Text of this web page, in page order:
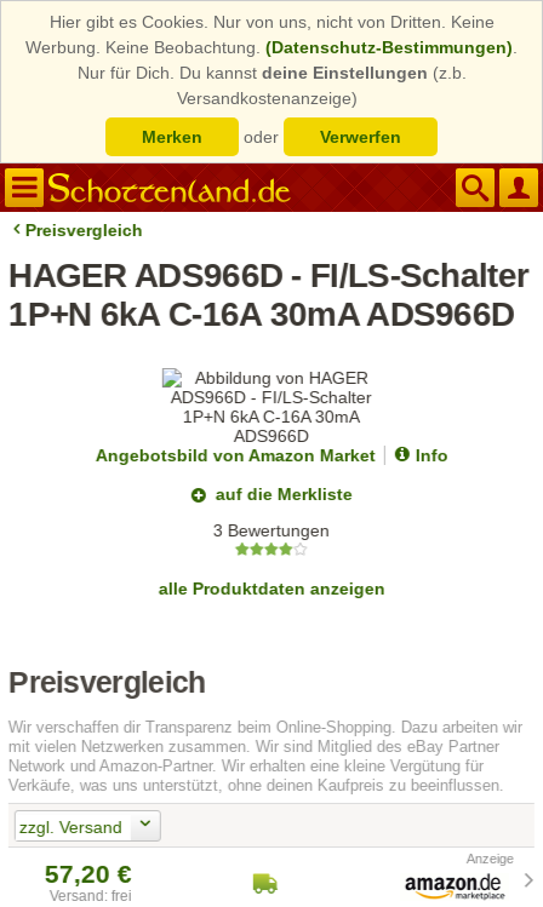
Hier gibt es Cookies. Nur von uns, nicht von Dritten. Keine
Werbung. Keine Beobachtung. (Datenschutz-Bestimmungen)
Nur für Dich. Du kannst deine Einstellungen (z.b.
Versandkostenanzeige)
Merken
oder Verwerfen
Preisvergleich
HAGER ADS966D - FI/LS-Schalter
1P+N 6kA C-16A 30mA ADS966D
Angebotsbild von Amazon Market
Info
auf die Merkliste
3 Bewertungen
alle Produktdaten anzeigen
Preisvergleich
Wir verschaffen dir Transparenz beim Online-Shopping. Dazu arbeiten wir
mit vielen Netzwerken zusammen. Wir sind Mitglied des eBay Partner
Network und Amazon-Partner. Wir erhalten eine kleine Vergütung für
Verkäufe, was uns unterstützt, ohne deinen Kaufpreis zu beeinflussen.
zzgl. Versand
57,20 €
Versand: frei